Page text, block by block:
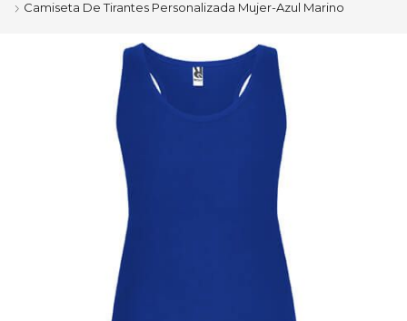
Camiseta De Tirantes Personalizada Mujer-Azul Marino